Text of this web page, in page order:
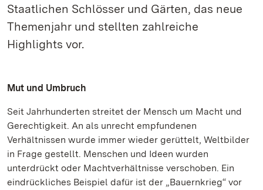
Staatlichen Schlösser und Gärten, das neue
Themenjahr und stellten zahlreiche
Highlights vor.
Mut und Umbruch
Seit Jahrhunderten streitet der Mensch um Macht und
Gerechtigkeit. An als unrecht empfundenen
Verhältnissen wurde immer wieder gerüttelt, Weltbilder
in Frage gestellt. Menschen und Ideen wurden
unterdrückt oder Machtverhältnisse verschoben. Ein
eindrückliches Beispiel dafür ist der „Bauernkrieg“ vor